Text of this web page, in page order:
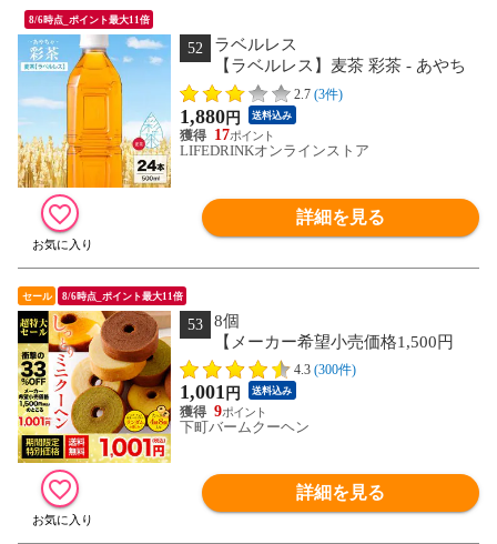
8/6時点_ポイント最大11倍
52
ラベルレス
【ラベルレス】麦茶 彩茶 - あやち
ゃ - お茶 500ml 24本 1ケース 国産 六条
大麦 使用 ライフドリンクカンパニー
LIFEDRINK ノンカフェイン ペットボト
ル
2.7 (3件)
1,880円 送料込み
17
LIFEDRINKオンラインストア
詳細を見る
セール 8/6時点_ポイント最大11倍
53
8個
【メーカー希望小売価格1,500円
→1,001円！】 訳ありミニクーヘン8個
★工場長のおまかせ 400g以上※4種類入
るとは限りません。 送料無料【メール
便】 おすすめ I
4.3 (300件)
1,001 円 送料込み
9
下町バームクーヘン
詳細を見る